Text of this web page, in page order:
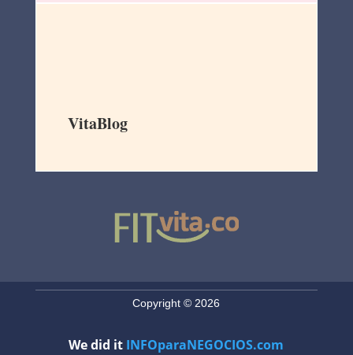
VitaBlog
Copyright © 2026
We did it INFOparaNEGOCIOS.com